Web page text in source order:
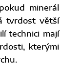
minerál
tvrdost větší
technici mají
kterými